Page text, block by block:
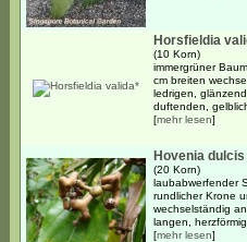
Horsfieldia
(10 Korn)
immergrüner
cm breiten
ledrigen,
duftenden,
[mehr lesen]
Hovenia dulcis
(20 Korn)
laubabwerfender
rundlicher Krone
wechselständig
langen,
[mehr lesen]